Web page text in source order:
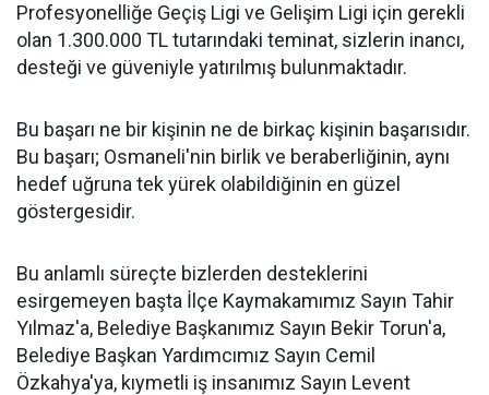
Profesyonelliğe Geçiş Ligi ve Gelişim Ligi için gerekli
olan 1.300.000 TL tutarındaki teminat, sizlerin inancı,
desteği ve güveniyle yatırılmış bulunmaktadır.
Bu başarı ne bir kişinin ne de birkaç kişinin başarısıdır.
Bu başarı; Osmaneli'nin birlik ve beraberliğinin, aynı
hedef uğruna tek yürek olabildiğinin en güzel
göstergesidir.
Bu anlamlı süreçte bizlerden desteklerini
esirgemeyen başta İlçe Kaymakamımız Sayın Tahir
Yılmaz'a, Belediye Başkanımız Sayın Bekir Torun'a,
Belediye Başkan Yardımcımız Sayın Cemil
Özkahya'ya, kıymetli iş insanımız Sayın Levent